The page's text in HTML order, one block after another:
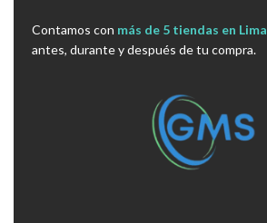
Contamos con más de 5 tiendas en Lima
antes, durante y después de tu compra.